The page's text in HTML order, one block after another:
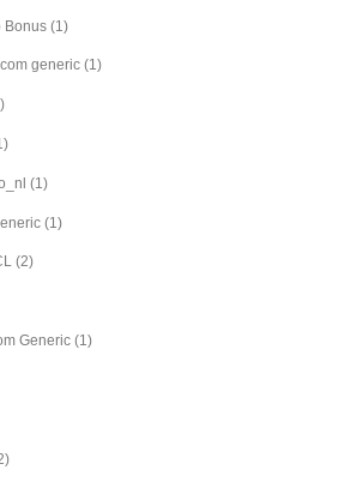
Bonus (1)
generic (1)
(1)
(1)
(2)
Generic (1)